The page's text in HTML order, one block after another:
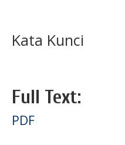
Kata Kunci :
Full Text:
PDF